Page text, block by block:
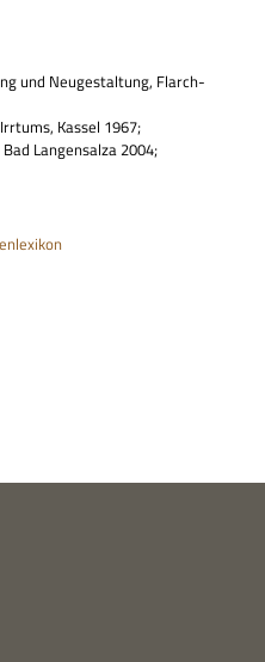
und Neu­ge­stal­tung, Flarch­
Kas­sel 1967;
Lan­gen­salza 2004;